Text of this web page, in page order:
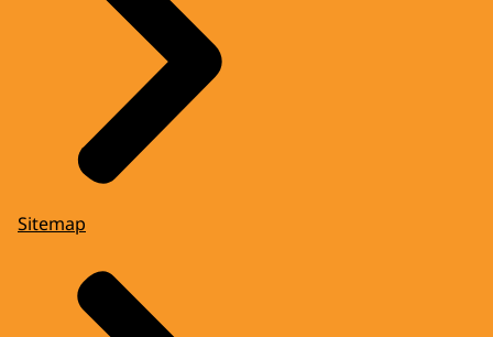
Sitemap